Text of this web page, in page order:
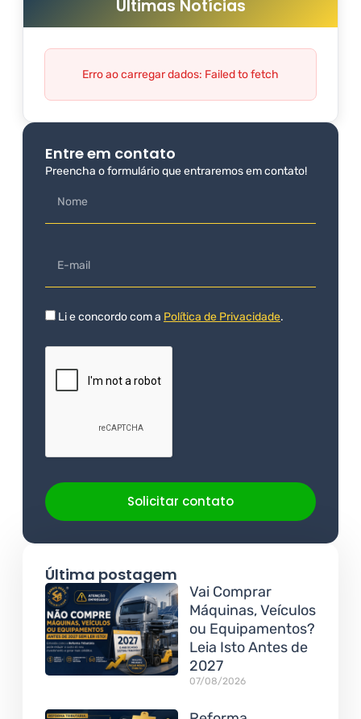
Últimas Notícias
Erro ao carregar dados: Failed to fetch
Entre em contato
Preencha o formulário que entraremos em contato!
Li e concordo com a Política de Privacidade.
Solicitar contato
Última postagem
Vai Comprar
Máquinas, Veículos
ou Equipamentos?
Leia Isto Antes de
2027
07/08/2026